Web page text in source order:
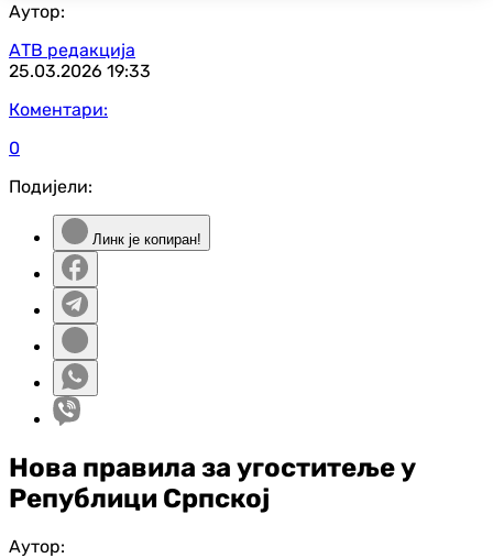
Аутор:
АТВ редакција
25.03.2026 19:33
Коментари:
0
Подијели:
Линк је копиран!
Нова правила за угоститеље у
Републици Српској
Аутор: